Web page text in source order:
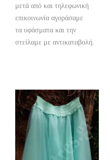
μετά από και τηλεφωνική
επικοινωνία αγοράσαμε
τα υφάσματα και την
στείλαμε με αντικαταβολή.